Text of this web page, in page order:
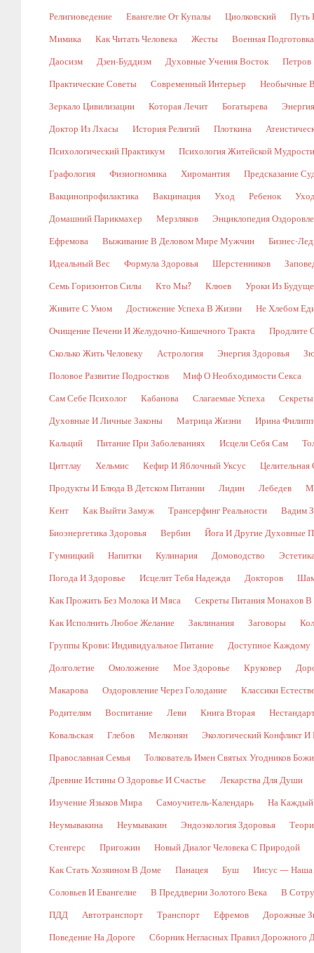
Религиоведение Евангелие От Купалы Циолковский Путь
Мимика Как Читать Человека Жесты Военная Подготовка
Даосизм Дзен-Буддизм Духовные Учения Восток Петров
Практические Советы Современный Интерьер Необычные
Зеркало Цивилизации Которая Лечит Богатырева
Доктор Из Лхасы История Религий Плоткина
Психологический Практикум Психология Житейской Мудрости
Графология Физиогномика Хиромантия Предсказание
Вакцинопрофилактика Вакцинация Уход Ребенок
Домашний Парикмахер Мерзляков Энциклопедия
Ефремова Выживание В Деловом Мире Мужчин Бизнес-
Идеальный Вес Формула Здоровья Шерстенников
Семь Горизонтов Силы Кто Мы? Клюев Уроки Из
Живите С Умом Достижение Успеха В Жизни Не Хлебом
Очищение Печени И Желудочно-Кишечного Тракта Продлите
Сколько Жить Человеку Астрология Энергия Здоровья
Половое Развитие Подростков Миф О Необходимости Секса
Сам Себе Психолог Кабанова Слагаемые Успеха
Духовные И Личные Законы Матрица Жизни Ирина
Кальций Питание При Заболеваниях Исцели Себя Сам
Циттлау Хельмис Кефир И Яблочный Уксус Целительная
Продукты И Блюда В Детском Питании Лидин Лебедев
Кент Как Выйти Замуж Трансерфинг Реальности Вадим
Биоэнергетика Здоровья Вербин Йога И Другие Духовные
Гумницкий Напитки Кулинария Домоводство
Погода И Здоровье Исцелит Тебя Надежда Докторов
Как Прожить Без Молока И Мяса Секреты Питания Монахов В
Как Исполнить Любое Желание Заклинания Заговоры
Группы Крови: Индивидуальное Питание Доступное Каждому
Долголетие Омоложение Мое Здоровье Круковер
Макарова Оздоровление Через Голодание Классики
Родителям Воспитание Леви Книга Вторая
Ковальская Глебов Мелконян Экологический Конфликт
Православная Семья Толкователь Имен Святых Угодников
Древние Истины О Здоровье И Счастье Лекарства Для Души
Изучение Языков Мира Самоучитель-Календарь На Каждый
Неумывакина Неумывакин Эндоэкология Здоровья
Стенгерс Пригожин Новый Диалог Человека С Природой
Как Стать Хозяином В Доме Панацея Буш Иисус — Наша
Соловьев И Евангелие В Преддверии Золотого Века В
ПДД Автотранспорт Транспорт Ефремов Дорожные
Поведение На Дороге Сборник Негласных Правил Дорожного